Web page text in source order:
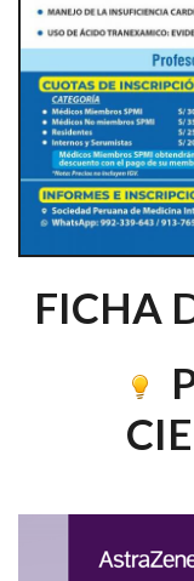
FICHA